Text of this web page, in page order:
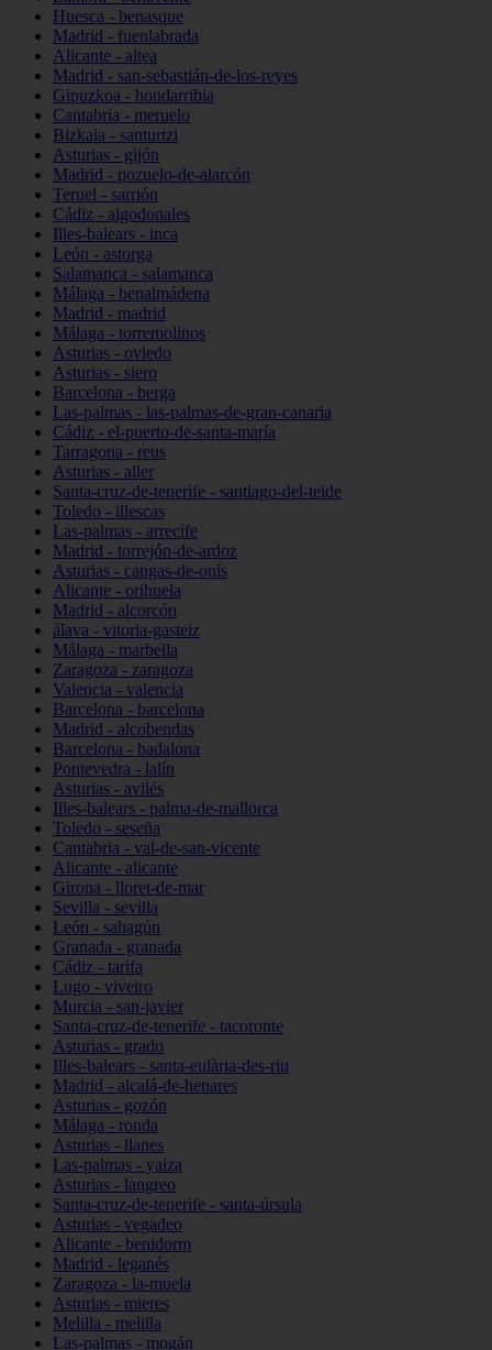
Huesca - benasque
Madrid - fuenlabrada
Alicante - altea
Madrid - san-sebastián-de-los-reyes
Gipuzkoa - hondarribia
Cantabria - meruelo
Bizkaia - santurtzi
Asturias - gijón
Madrid - pozuelo-de-alarcón
Teruel - sarrión
Cádiz - algodonales
Illes-balears - inca
León - astorga
Salamanca - salamanca
Málaga - benalmádena
Madrid - madrid
Málaga - torremolinos
Asturias - oviedo
Asturias - siero
Barcelona - berga
Las-palmas - las-palmas-de-gran-canaria
Cádiz - el-puerto-de-santa-maría
Tarragona - reus
Asturias - aller
Santa-cruz-de-tenerife - santiago-del-teide
Toledo - illescas
Las-palmas - arrecife
Madrid - torrejón-de-ardoz
Asturias - cangas-de-onís
Alicante - orihuela
Madrid - alcorcón
álava - vitoria-gasteiz
Málaga - marbella
Zaragoza - zaragoza
Valencia - valencia
Barcelona - barcelona
Madrid - alcobendas
Barcelona - badalona
Pontevedra - lalín
Asturias - avilés
Illes-balears - palma-de-mallorca
Toledo - seseña
Cantabria - val-de-san-vicente
Alicante - alicante
Girona - lloret-de-mar
Sevilla - sevilla
León - sahagún
Granada - granada
Cádiz - tarifa
Lugo - viveiro
Murcia - san-javier
Santa-cruz-de-tenerife - tacoronte
Asturias - grado
Illes-balears - santa-eulària-des-riu
Madrid - alcalá-de-henares
Asturias - gozón
Málaga - ronda
Asturias - llanes
Las-palmas - yaiza
Asturias - langreo
Santa-cruz-de-tenerife - santa-úrsula
Asturias - vegadeo
Alicante - benidorm
Madrid - leganés
Zaragoza - la-muela
Asturias - mieres
Melilla - melilla
Las-palmas - mogán